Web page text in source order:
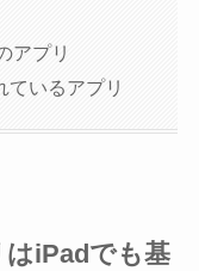
アプリ
ているアプリ
iPadでも基